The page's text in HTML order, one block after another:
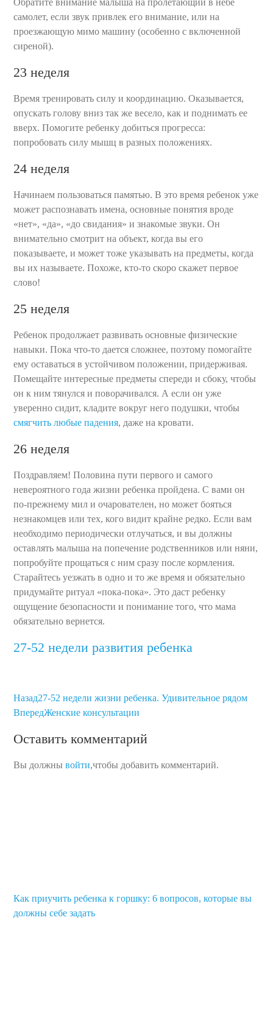
Обратите внимание малыша на пролетающий в небе
самолет, если звук привлек его внимание, или на
проезжающую мимо машину (особенно с включенной
сиреной).
23 неделя
Время тренировать силу и координацию. Оказывается,
опускать голову вниз так же весело, как и поднимать ее
вверх. Помогите ребенку добиться прогресса:
попробовать силу мышц в разных положениях.
24 неделя
Начинаем пользоваться памятью. В это время ребенок уже
может распознавать имена, основные понятия вроде
«нет», «да», «до свидания» и знакомые звуки. Он
внимательно смотрит на объект, когда вы его
показываете, и может тоже указывать на предметы, когда
вы их называете. Похоже, кто-то скоро скажет первое
слово!
25 неделя
Ребенок продолжает развивать основные физические
навыки. Пока что-то дается сложнее, поэтому помогайте
ему оставаться в устойчивом положении, придерживая.
Помещайте интересные предметы спереди и сбоку, чтобы
он к ним тянулся и поворачивался. А если он уже
уверенно сидит, кладите вокруг него подушки, чтобы
смягчить любые падения, даже на кровати.
26 неделя
Поздравляем! Половина пути первого и самого
невероятного года жизни ребенка пройдена. С вами он
по-прежнему мил и очарователен, но может бояться
незнакомцев или тех, кого видит крайне редко. Если вам
необходимо периодически отлучаться, и вы должны
оставлять малыша на попечение родственников или няни,
попробуйте прощаться с ним сразу после кормления.
Старайтесь уезжать в одно и то же время и обязательно
придумайте ритуал «пока-пока». Это даст ребенку
ощущение безопасности и понимание того, что мама
обязательно вернется.
27-52 недели развития ребенка
Назад27-52 недели жизни ребенка. Удивительное рядом
ВпередЖенские консультации
Оставить комментарий
Вы должнывойти,чтобы добавить комментарий.
Как приучить ребенка к горшку: 6 вопросов, которые вы
должны себе задать